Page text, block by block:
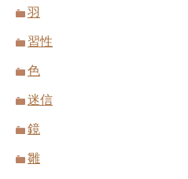
羽
習性
色
迷信
鏡
雛